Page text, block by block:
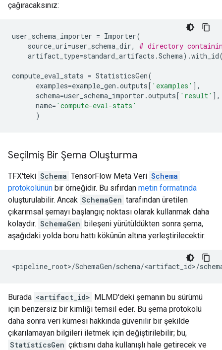
çağıracaksınız:
user_schema_importer = Importer(
source_uri=user_schema_dir,
# directory
artifact_type=standard_artifacts .Schema) .with_id
compute_eval_stats = StatisticsGen(
examples=example_gen .outputs[ 'examples' ],
schema=user_schema_importer .outputs[ 'result' ],
name= 'compute-eval-stats'
)
Seçilmiş Bir Şema Oluşturma
TFX'teki Schema TensorFlow Meta Veri Schema
protokolünün bir örneğidir. Bu sıfırdan metin formatında
oluşturulabilir. Ancak SchemaGen tarafından üretilen
çıkarımsal şemayı başlangıç ​​noktası olarak kullanmak daha
kolaydır. SchemaGen bileşeni yürütüldükten sonra şema,
aşağıdaki yolda boru hattı kökünün altına yerleştirilecektir:
Burada <artifact_id> MLMD'deki şemanın bu sürümü
için benzersiz bir kimliği temsil eder. Bu şema protokolü
daha sonra veri kümesi hakkında güvenilir bir şekilde
çıkarılamayan bilgileri iletmek için değiştirilebilir; bu,
StatisticsGen çıktısını daha kullanışlı hale getirecek ve